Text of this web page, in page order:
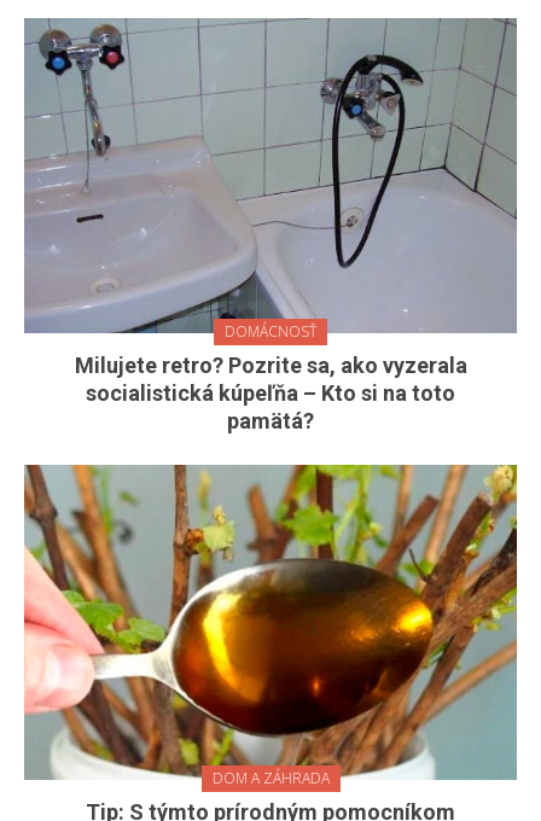
DOMÁCNOSŤ
Milujete retro? Pozrite sa, ako vyzerala
socialistická kúpeľňa – Kto si na toto
pamätá?
DOM A ZÁHRADA
Tip: S týmto prírodným pomocníkom